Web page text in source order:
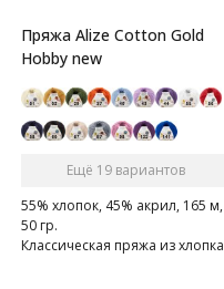
Пряжа Alize Cotton Gold
Hobby new
Ещё 19 вариантов
55% хлопок, 45% акрил, 165 м,
50 гр.
Классическая пряжа из хлопка